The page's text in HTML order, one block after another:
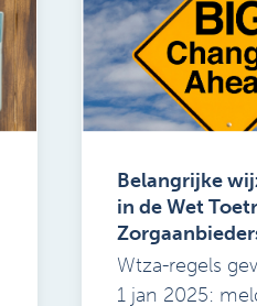
Belangrijke
in de Wet
Wtza-regels
1 jan 2025: